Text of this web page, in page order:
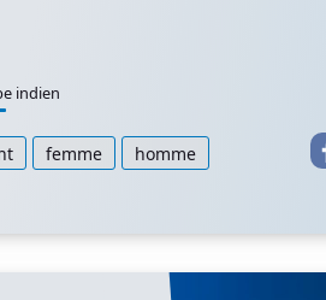
indien
femme homme